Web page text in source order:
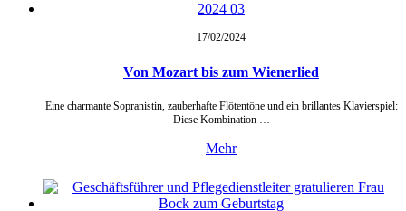
17/02/2024
Von Mozart bis zum Wienerlied
Eine charmante Sopranistin, zauberhafte Flötentöne und ein brillantes Klavierspiel:
Diese Kombination …
Mehr